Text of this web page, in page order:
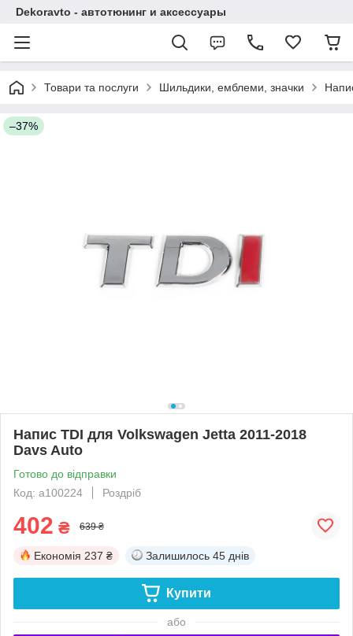
Dekoravto - автотюнинг и аксессуары
Товари та послуги Шильдики, емблеми, значки
–37%
Напис TDI для Volkswagen Jetta 2011-2018
Davs Auto
Готово до відправки
Код: a100224
Роздріб
402 ₴ 639 ₴
Економія 237 ₴ Залишилось 45 днів
Купити
або